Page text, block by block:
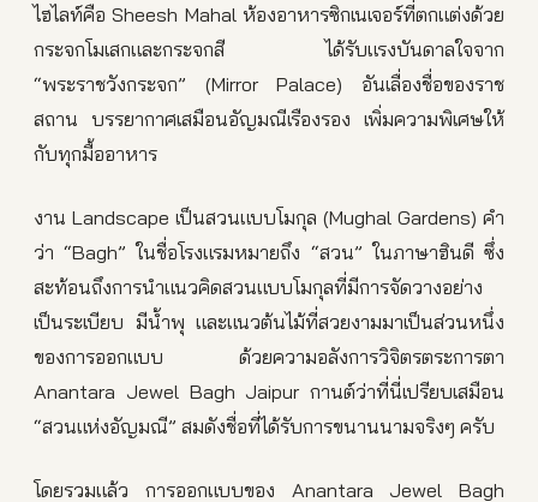
ไฮไลท์คือ Sheesh Mahal ห้องอาหารซิกเนเจอร์ที่ตกแต่งด้วย
กระจกโมเสกและกระจกสี ได้รับแรงบันดาลใจจาก
“พระราชวังกระจก” (Mirror Palace) อันเลื่องชื่อของราช
สถาน บรรยากาศเสมือนอัญมณีเรืองรอง เพิ่มความพิเศษให้
กับทุกมื้ออาหาร
งาน Landscape เป็นสวนแบบโมกุล (Mughal Gardens) คำ
ว่า “Bagh” ในชื่อโรงแรมหมายถึง “สวน” ในภาษาฮินดี ซึ่ง
สะท้อนถึงการนำแนวคิดสวนแบบโมกุลที่มีการจัดวางอย่าง
เป็นระเบียบ มีน้ำพุ และแนวต้นไม้ที่สวยงามมาเป็นส่วนหนึ่ง
ของการออกแบบ ด้วยความอลังการวิจิตรตระการตา
Anantara Jewel Bagh Jaipur กานต์ว่าที่นี่เปรียบเสมือน
“สวนแห่งอัญมณี” สมดังชื่อที่ได้รับการขนานนามจริงๆ ครับ
โดยรวมแล้ว การออกแบบของ Anantara Jewel Bagh